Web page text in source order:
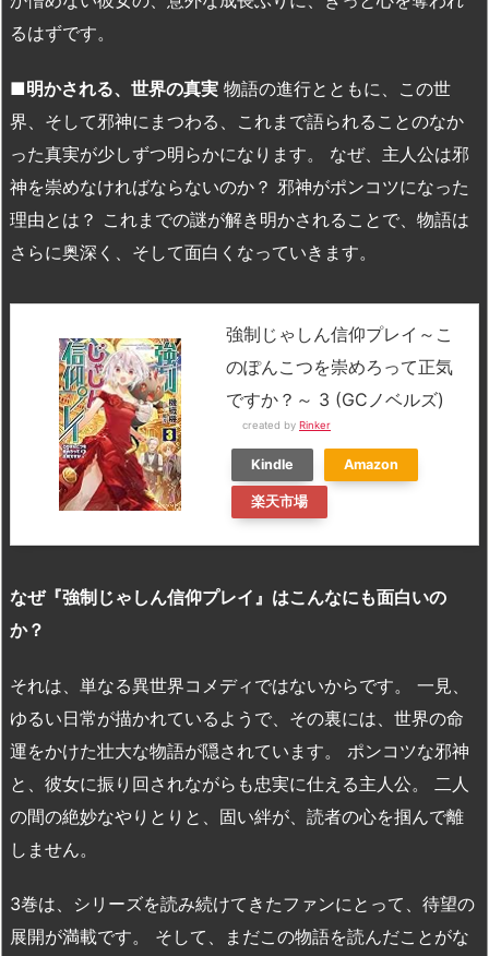
るはずです。
■明かされる、世界の真実 物語の進行とともに、この世
界、そして邪神にまつわる、これまで語られることのなか
った真実が少しずつ明らかになります。 なぜ、主人公は邪
神を崇めなければならないのか？ 邪神がポンコツになった
理由とは？ これまでの謎が解き明かされることで、物語は
さらに奥深く、そして面白くなっていきます。
強制じゃしん信仰プレイ～こ
のぽんこつを崇めろって正気
ですか？～ 3 (GCノベルズ)
created by Rinker
Kindle Amazon
楽天市場
なぜ『強制じゃしん信仰プレイ』はこんなにも面白いの
か？
それは、単なる異世界コメディではないからです。 一見、
ゆるい日常が描かれているようで、その裏には、世界の命
運をかけた壮大な物語が隠されています。 ポンコツな邪神
と、彼女に振り回されながらも忠実に仕える主人公。 二人
の間の絶妙なやりとりと、固い絆が、読者の心を掴んで離
しません。
3巻は、シリーズを読み続けてきたファンにとって、待望の
展開が満載です。 そして、まだこの物語を読んだことがな